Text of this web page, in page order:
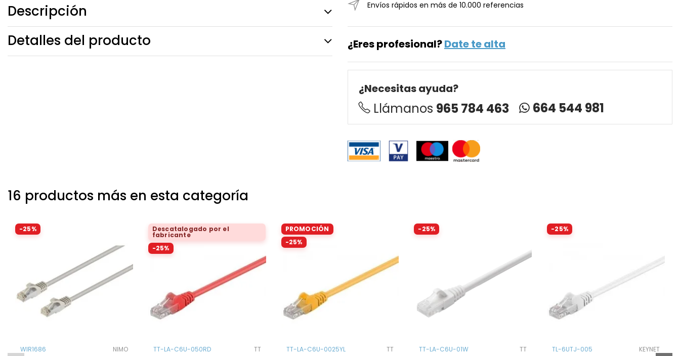
Descripción
Detalles del producto
Envíos rápidos en más de 10.000 referencias
¿Eres profesional?Date te alta
¿Necesitas ayuda?
Llámanos 965 784 463 664 544 981
16 productos más en esta categoría
-25%
WIR1686 NIMO
Descatalogado por el
fabricante
-25%
TT-LA-C6U-050RD TT
PROMOCIÓN
-25%
TT-LA-C6U-0025YL TT
-25%
TT-LA-C6U-01W TT
-25%
TL-6UTJ-005 KEYNET